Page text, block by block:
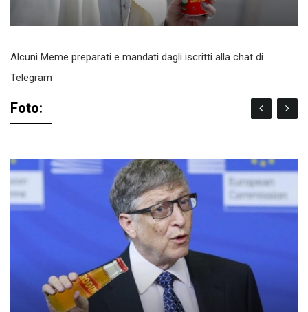
Alcuni Meme preparati e mandati dagli iscritti alla chat di
Telegram
Foto: